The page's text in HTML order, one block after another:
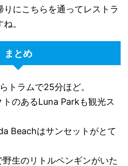
りにこちらを通ってレストラ
。
まとめ
トラムで25分ほど。
のあるLuna Parkも観光ス
Beachはサンセットがとて
生のリトルペンギンがいた